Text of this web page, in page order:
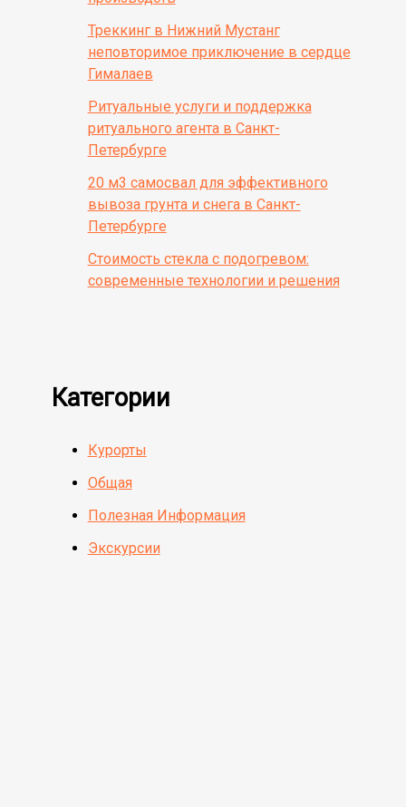
Треккинг в Нижний Мустанг
неповторимое приключение в сердце
Гималаев
Ритуальные услуги и поддержка
ритуального агента в Санкт-
Петербурге
20 м3 самосвал для эффективного
вывоза грунта и снега в Санкт-
Петербурге
Стоимость стекла с подогревом:
современные технологии и решения
Категории
Курорты
Общая
Полезная Информация
Экскурсии